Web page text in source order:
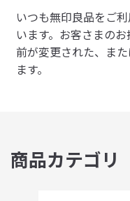
ト
ス
ト
ア
いつも無印良品をご
います。 お客さまの
前が変更された、ま
ます。
商品カテゴリ